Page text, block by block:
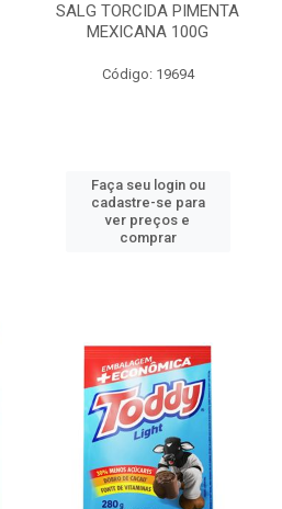
SALG TORCIDA PIMENTA
MEXICANA 100G
Código: 19694
Faça seu login ou
cadastre-se para
ver preços e
comprar